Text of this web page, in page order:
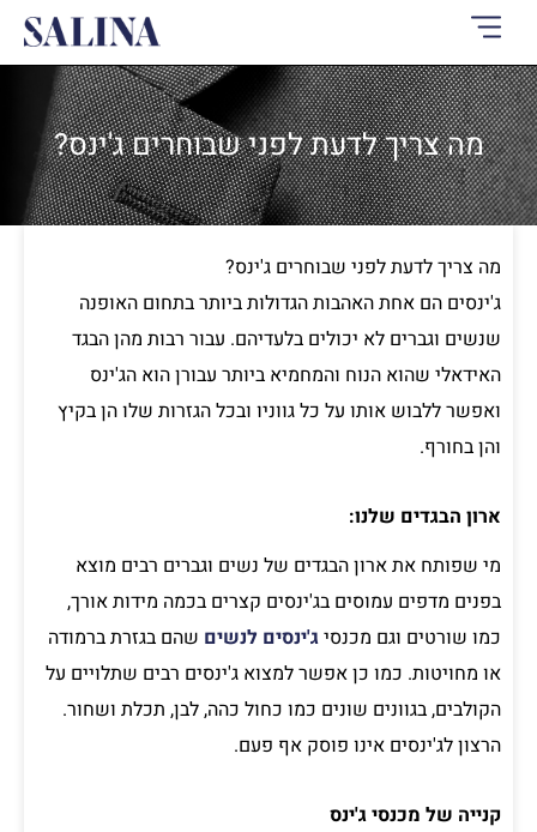
מה צריך לדעת לפני שבוחרים ג'ינס?
מה צריך לדעת לפני שבוחרים ג'ינס?
ג'ינסים הם אחת האהבות הגדולות ביותר בתחום האופנה
שנשים וגברים לא יכולים בלעדיהם. עבור רבות מהן הבגד
האידאלי שהוא הנוח והמחמיא ביותר עבורן הוא הג'ינס
ואפשר ללבוש אותו על כל גווניו ובכל הגזרות שלו הן בקיץ
והן בחורף.
ארון הבגדים שלנו:
מי שפותח את ארון הבגדים של נשים וגברים רבים מוצא
בפנים מדפים עמוסים בג'ינסים קצרים בכמה מידות אורך,
כמו שורטים וגם מכנסיג'ינסים לנשים שהם בגזרת ברמודה
או מחויטות. כמו כן אפשר למצוא ג'ינסים רבים שתלויים על
הקולבים, בגוונים שונים כמו כחול כהה, לבן, תכלת ושחור.
הרצון לג'ינסים אינו פוסק אף פעם.
קנייה של מכנסי ג'ינס